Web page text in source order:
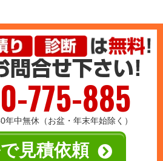
775-885
中無休（お盆・年末年始除く）
見積依頼